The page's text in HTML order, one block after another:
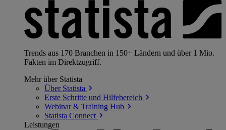
Trends aus 170 Branchen in 150+ Ländern und über 1 Mio.
Fakten im Direktzugriff.
Mehr über Statista
Über Statista
Erste Schritte und Hilfebereich
Webinar & Training Hub
Statista Connect
Leistungen